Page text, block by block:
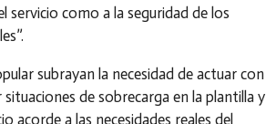
servicio como a la seguridad de los
subrayan la necesidad de actuar con
de sobrecarga en la plantilla y
acorde a las necesidades reales del